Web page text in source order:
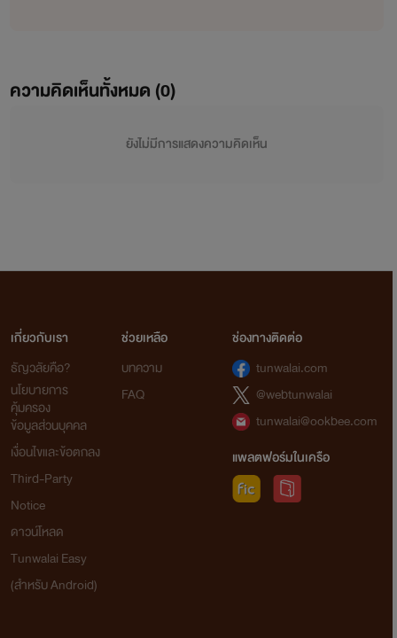
ความคิดเห็นทั้งหมด (0)
ยังไม่มีการแสดงความคิดเห็น
เกี่ยวกับเรา
ธัญวลัยคือ?
นโยบายการ
คุ้มครอง
ข้อมูลส่วนบุคคล
เงื่อนไขและข้อตกลง
Third-Party
Notice
ดาวน์โหลด
Tunwalai Easy
(สำหรับ Android)
ช่วยเหลือ
บทความ
FAQ
ช่องทางติดต่อ
tunwalai.com
@webtunwalai
tunwalai@ookbee.com
แพลตฟอร์มในเครือ